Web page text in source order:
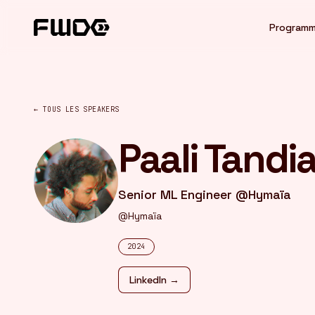
← TOUS LES SPEAKERS
Paali
Senior ML Engineer @Hymaïa
@Hymaïa
2024
LinkedIn →